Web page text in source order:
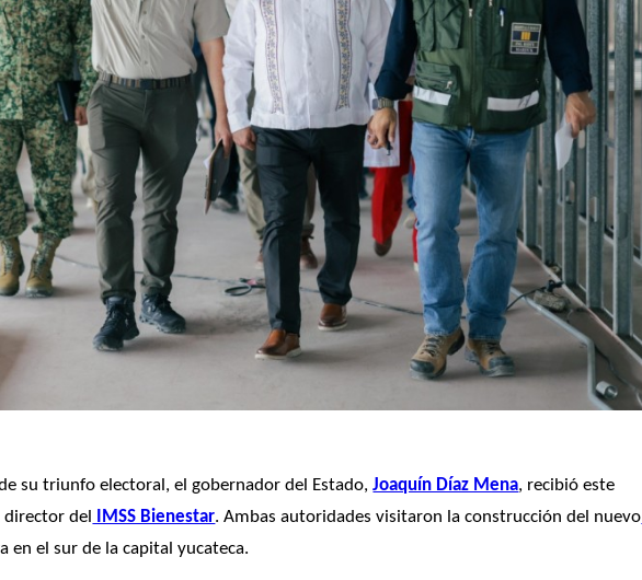
su triunfo electoral, el gobernador del Estado, Joaquín Díaz Mena, recibió este
director del IMSS Bienestar. Ambas autoridades visitaron la construcción del nuevo
en el sur de la capital yucateca.